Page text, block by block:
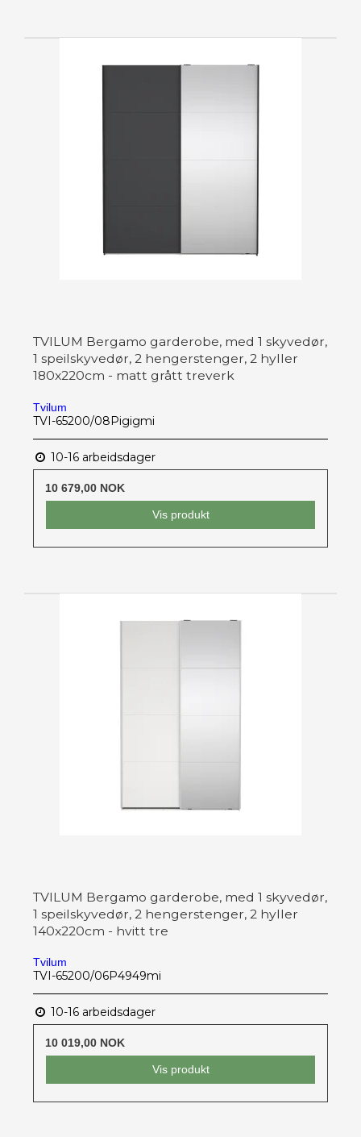
TVILUM Bergamo garderobe, med 1 skyvedør,
1 speilskyvedør, 2 hengerstenger, 2 hyller
180x220cm - matt grått treverk
Tvilum
TVI-65200/08Pigigmi
10-16 arbeidsdager
10 679,00 NOK
Vis produkt
TVILUM Bergamo garderobe, med 1 skyvedør,
1 speilskyvedør, 2 hengerstenger, 2 hyller
140x220cm - hvitt tre
Tvilum
TVI-65200/06P4949mi
10-16 arbeidsdager
10 019,00 NOK
Vis produkt